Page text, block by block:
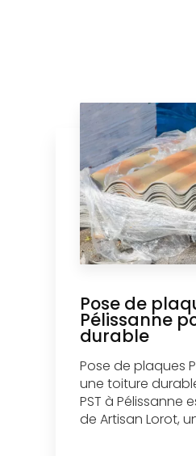
Pose de
Pélissanne
durable
Pose de plaques
une toiture
PST à Pélissanne
de Artisan Lorot,